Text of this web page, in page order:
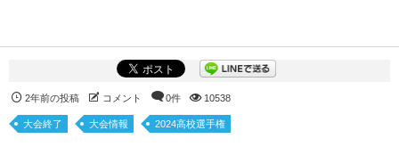
2年前の投稿 コメント 0件 10538
大会終了 大会情報 2024高校選手権